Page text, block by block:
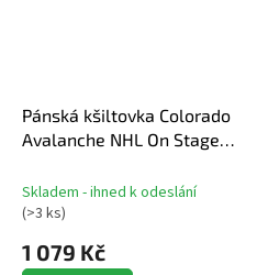
Pánská kšiltovka Colorado
Avalanche NHL On Stage
Frame
Skladem - ihned k odeslání
(>3 ks)
1 079 Kč